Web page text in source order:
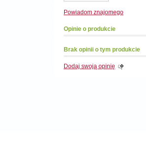
Powiadom znajomego
Opinie o produkcie
Brak opinii o tym produkcie
Dodaj swoją opinię